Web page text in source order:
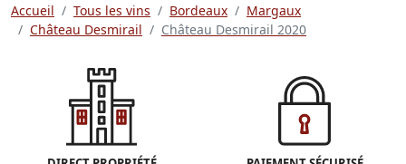
Accueil Tous les vins Bordeaux
Margaux
Château Desmirail
Château Desmirail 2020